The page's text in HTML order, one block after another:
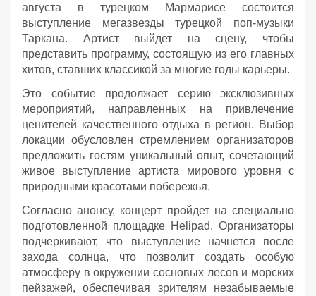
августа в турецком Мармарисе состоится
выступление мегазвезды турецкой поп-музыки
Таркана. Артист выйдет на сцену, чтобы
представить программу, состоящую из его главных
хитов, ставших классикой за многие годы карьеры.
Это событие продолжает серию эксклюзивных
мероприятий, направленных на привлечение
ценителей качественного отдыха в регион. Выбор
локации обусловлен стремлением организаторов
предложить гостям уникальный опыт, сочетающий
живое выступление артиста мирового уровня с
природными красотами побережья.
Согласно анонсу, концерт пройдет на специально
подготовленной площадке Helipad. Организаторы
подчеркивают, что выступление начнется после
захода солнца, что позволит создать особую
атмосферу в окружении сосновых лесов и морских
пейзажей, обеспечивая зрителям незабываемые